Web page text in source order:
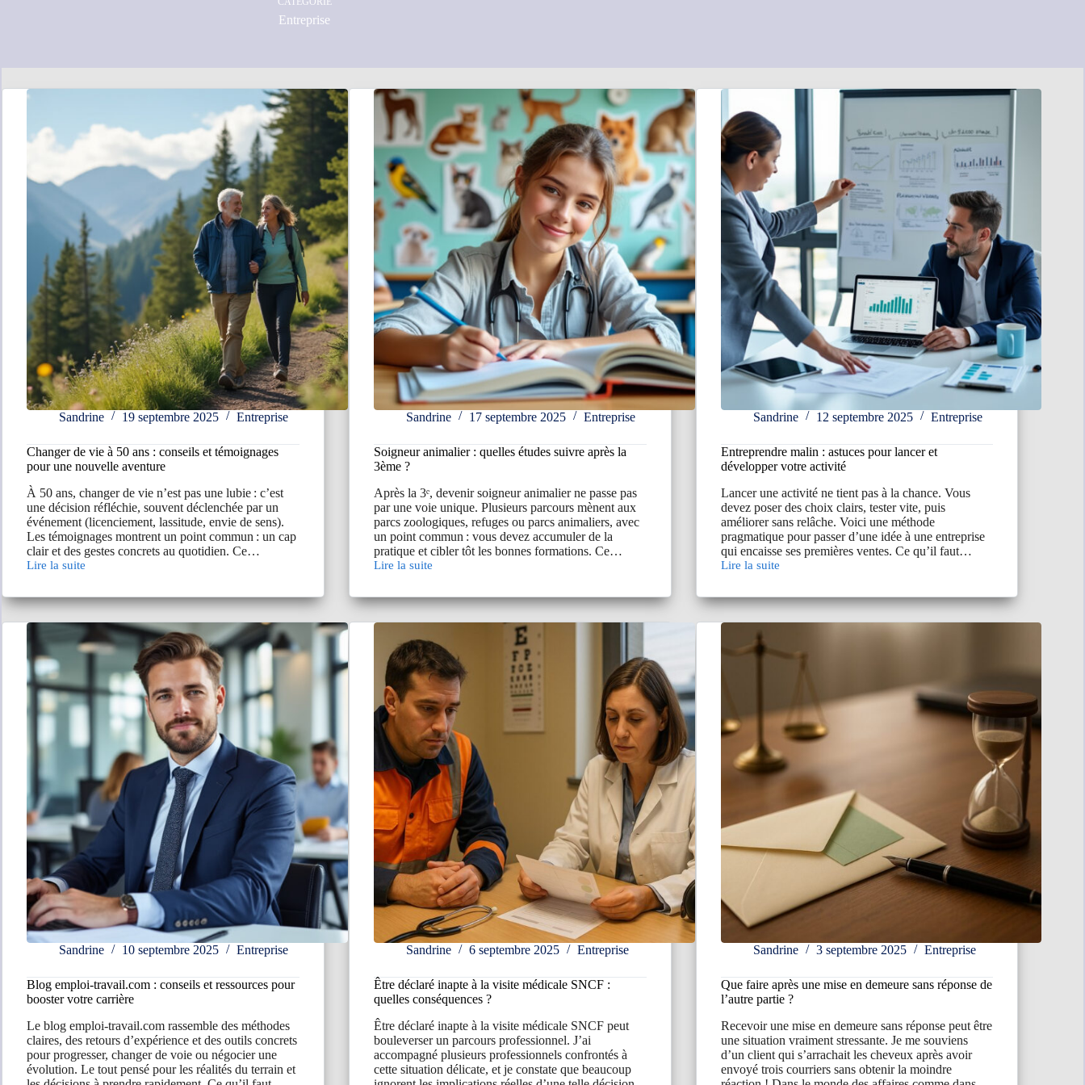
Entreprise
Sandrine 19 septembre 2025 Entreprise
Changer de vie à 50 ans : conseils et témoignages
pour une nouvelle aventure
À 50 ans, changer de vie n’est pas une lubie : c’est
une décision réfléchie, souvent déclenchée par un
événement (licenciement, lassitude, envie de sens).
Les témoignages montrent un point commun : un cap
clair et des gestes concrets au quotidien. Ce…
Lire la suite
Changer
vie
à
50
conseils
et
témoignages
pour
une
aventure
Sandrine 17 septembre 2025 Entreprise
Soigneur animalier : quelles études suivre après la
3ème ?
Après la 3ᵉ, devenir soigneur animalier ne passe pas
par une voie unique. Plusieurs parcours mènent aux
parcs zoologiques, refuges ou parcs animaliers, avec
un point commun : vous devez accumuler de la
pratique et cibler tôt les bonnes formations. Ce…
Lire la suite
Soigneur
:
quelles
études
après
3ème
Sandrine 12 septembre 2025 Entreprise
Entreprendre malin : astuces pour lancer et
développer votre activité
Lancer une activité ne tient pas à la chance. Vous
devez poser des choix clairs, tester vite, puis
améliorer sans relâche. Voici une méthode
pragmatique pour passer d’une idée à une entreprise
qui encaisse ses premières ventes. Ce qu’il faut…
Lire la suite
Entreprendre
:
astuces
pour
Sandrine 10 septembre 2025 Entreprise
Blog emploi-travail.com : conseils et ressources pour
booster votre carrière
Le blog emploi-travail.com rassemble des méthodes
claires, des retours d’expérience et des outils concrets
pour progresser, changer de voie ou négocier une
évolution. Le tout pensé pour les réalités du terrain et
Sandrine 6 septembre 2025 Entreprise
Être déclaré inapte à la visite médicale SNCF :
quelles conséquences ?
Être déclaré inapte à la visite médicale SNCF peut
bouleverser un parcours professionnel. J’ai
accompagné plusieurs professionnels confrontés à
cette situation délicate, et je constate que beaucoup
Sandrine 3 septembre 2025 Entreprise
Que faire après une mise en demeure sans réponse de
l’autre partie ?
Recevoir une mise en demeure sans réponse peut être
une situation vraiment stressante. Je me souviens
d’un client qui s’arrachait les cheveux après avoir
envoyé trois courriers sans obtenir la moindre